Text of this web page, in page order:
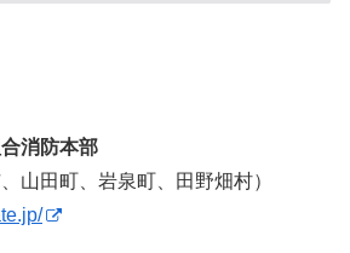
消防本部
山田町、岩泉町、田野畑村）